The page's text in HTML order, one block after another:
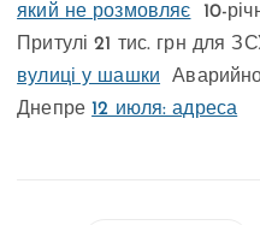
який не розмовляє 10-
Притулі 21 тис. грн для
вулиці у шашки
Днепре12 июля: адреса